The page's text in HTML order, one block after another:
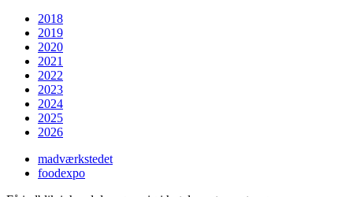
2018
2019
2020
2021
2022
2023
2024
2025
2026
madværkstedet
foodexpo